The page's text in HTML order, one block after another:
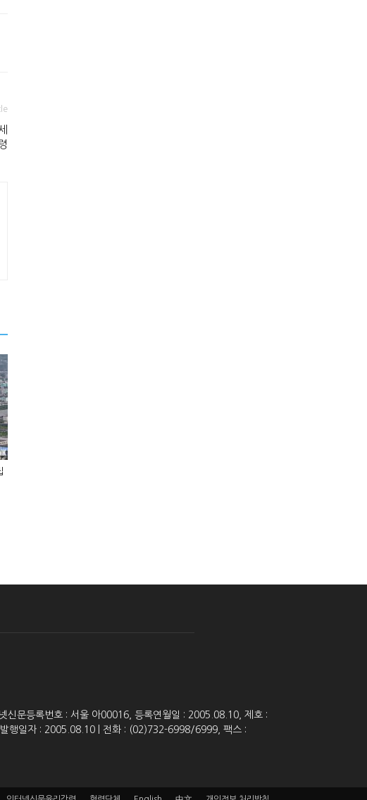
신문등록번호 : 서울 아00016, 등록연월일 : 2005.08.10, 제호 :
발행일자 : 2005.08.10 | 전화 : (02)732-6998/6999, 팩스 :